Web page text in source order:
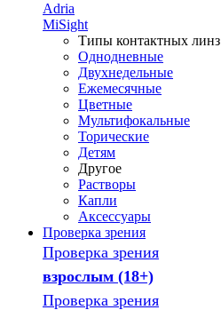
Adria
MiSight
Типы контактных линз
Однодневные
Двухнедельные
Ежемесячные
Цветные
Мультифокальные
Торические
Детям
Другое
Растворы
Капли
Аксессуары
Проверка зрения
Проверка зрения
взрослым (18+)
Проверка зрения